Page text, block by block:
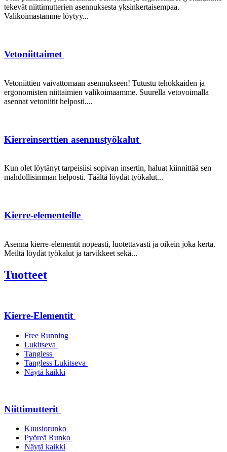
tekevät niittimutterien asennuksesta yksinkertaisempaa.
Valikoimastamme löytyy...
Vetoniittaimet
Vetoniittien vaivattomaan asennukseen! Tutustu tehokkaiden ja
ergonomisten niittaimien valikoimaamme. Suurella vetovoimalla
asennat vetoniitit helposti....
Kierreinserttien asennustyökalut
Kun olet löytänyt tarpeisiisi sopivan insertin, haluat kiinnittää sen
mahdollisimman helposti. Täältä löydät työkalut...
Kierre-elementeille
Asenna kierre-elementit nopeasti, luotettavasti ja oikein joka kerta.
Meiltä löydät työkalut ja tarvikkeet sekä...
Tuotteet
Kierre-Elementit
Free Running
Lukitseva
Tangless
Tangless Lukitseva
Näytä kaikki
Niittimutterit
Kuusiorunko
Pyöreä Runko
Näytä kaikki